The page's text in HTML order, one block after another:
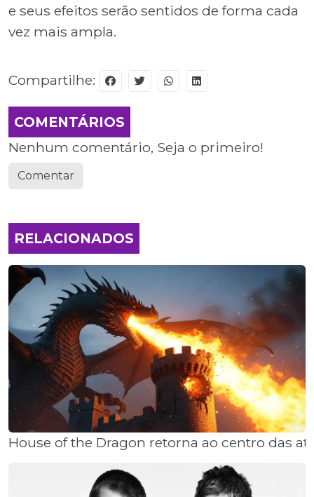
e seus efeitos serão sentidos de forma cada
vez mais ampla.
Compartilhe:
COMENTÁRIOS
Nenhum comentário, Seja o primeiro!
Comentar
RELACIONADOS
House of the Dragon retorna ao centro das